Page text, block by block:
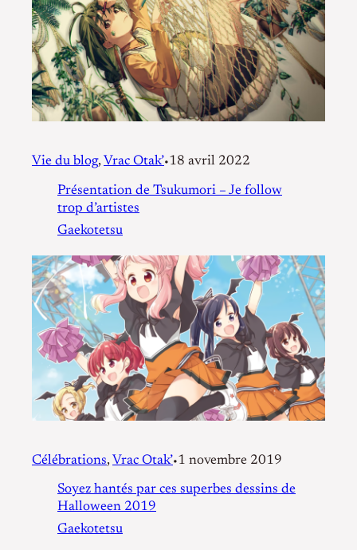
Vie du blog, Vrac Otak’•18 avril 2022
Présentation de Tsukumori – Je follow
trop d’artistes
Gaekotetsu
Célébrations, Vrac Otak’•1 novembre 2019
Soyez hantés par ces superbes dessins de
Halloween 2019
Gaekotetsu